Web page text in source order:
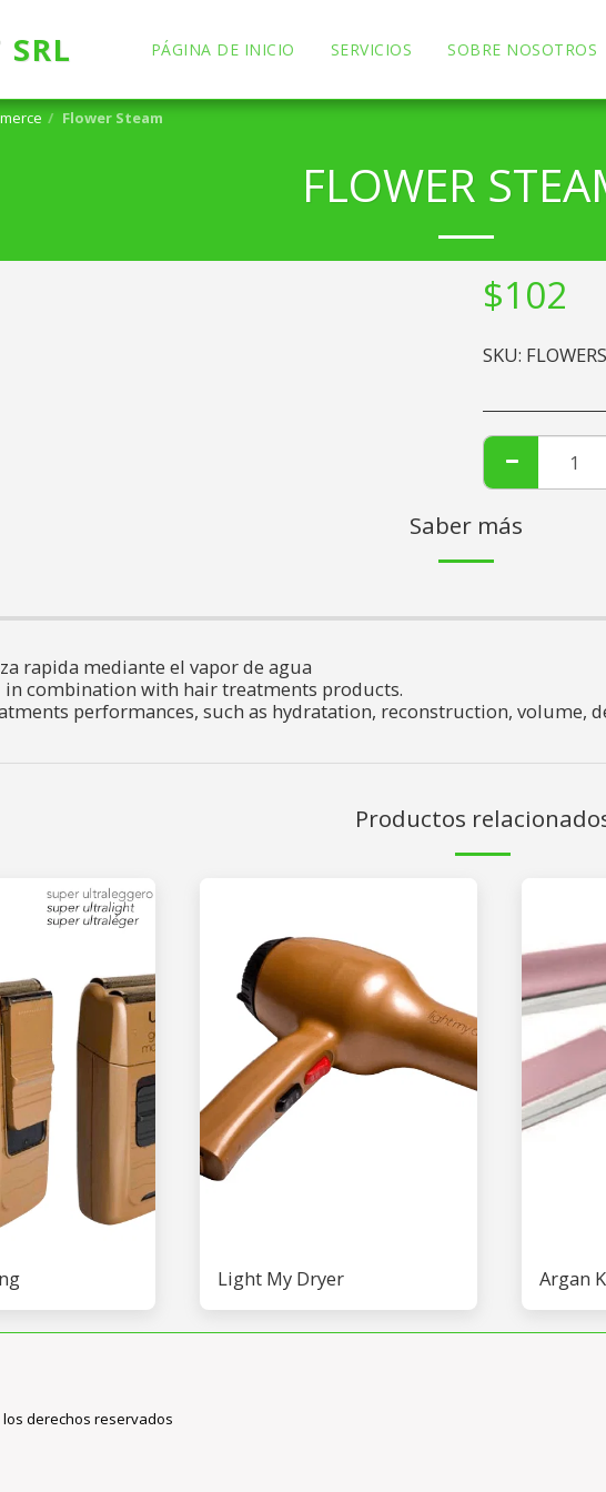
PÁGINA DE INICIO SERVICIOS SOBRE NOSOTROS
Flower Steam
FLOWER
$102
SKU:
Saber más
rapida mediante el vapor de agua
in combination with hair treatments products.
performances, such as hydratation, reconstruction, volume,
Productos
Light My Dryer Argan
derechos reservados